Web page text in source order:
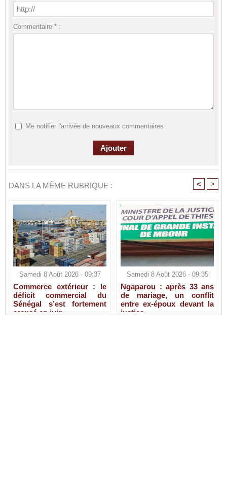
Commentaire * :
Me notifier l'arrivée de nouveaux commentaires
DANS LA MÊME RUBRIQUE : < >
Samedi 8 Août 2026 - 09:37
Commerce extérieur : le
déficit commercial du
Sénégal s’est fortement
creusé en juin
Samedi 8 Août 2026 - 09:35
Ngaparou : après 33 ans
de mariage, un conflit
entre ex-époux devant la
justice